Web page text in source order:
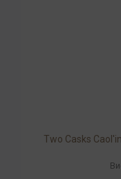
Two Casks